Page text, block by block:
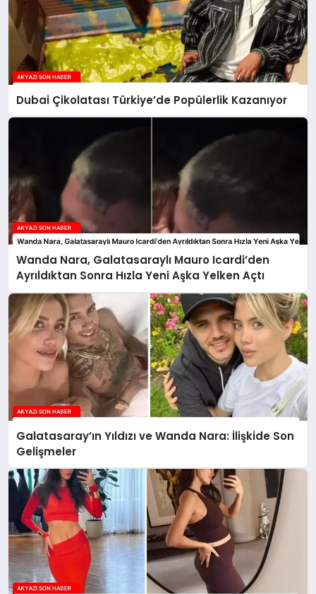
Dubai Çikolatası Türkiye’de Popülerlik Kazanıyor
Wanda Nara, Galatasaraylı Mauro Icardi’den
Ayrıldıktan Sonra Hızla Yeni Aşka Yelken Açtı
Galatasaray’ın Yıldızı ve Wanda Nara: İlişkide Son
Gelişmeler